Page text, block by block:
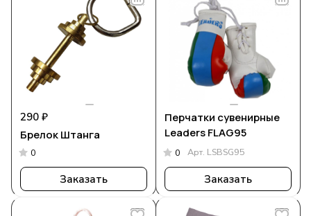
290 ₽
Брелок Штанга
0
Заказать
Перчатки сувенирные
Leaders FLAG95
0 Арт. LSBSG95
Заказать